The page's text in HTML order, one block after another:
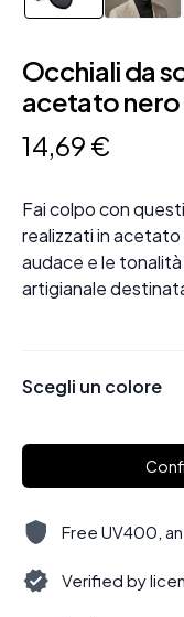
Occhiali da
acetato
14,69 €
Fai colpo con
realizzati in acetato
audace e le
artigianale
Scegli un colore
Free UV400,
Verified by